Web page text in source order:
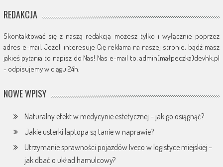
REDAKCJA
Skontaktować się z naszą redakcją możesz tylko i wyłącznie poprzez
adres e-mail. Jeżeli interesuje Cię reklama na naszej stronie, bądź masz
jakieś pytania to napisz do Nas! Nas e-mail to: admin(małpeczka)devhk.pl
- odpisujemy w ciągu 24h.
NOWE WPISY
Naturalny efekt w medycynie estetycznej – jak go osiągnąć?
Jakie usterki laptopa są tanie w naprawie?
Utrzymanie sprawności pojazdów Iveco w logistyce miejskiej –
jak dbać o układ hamulcowy?